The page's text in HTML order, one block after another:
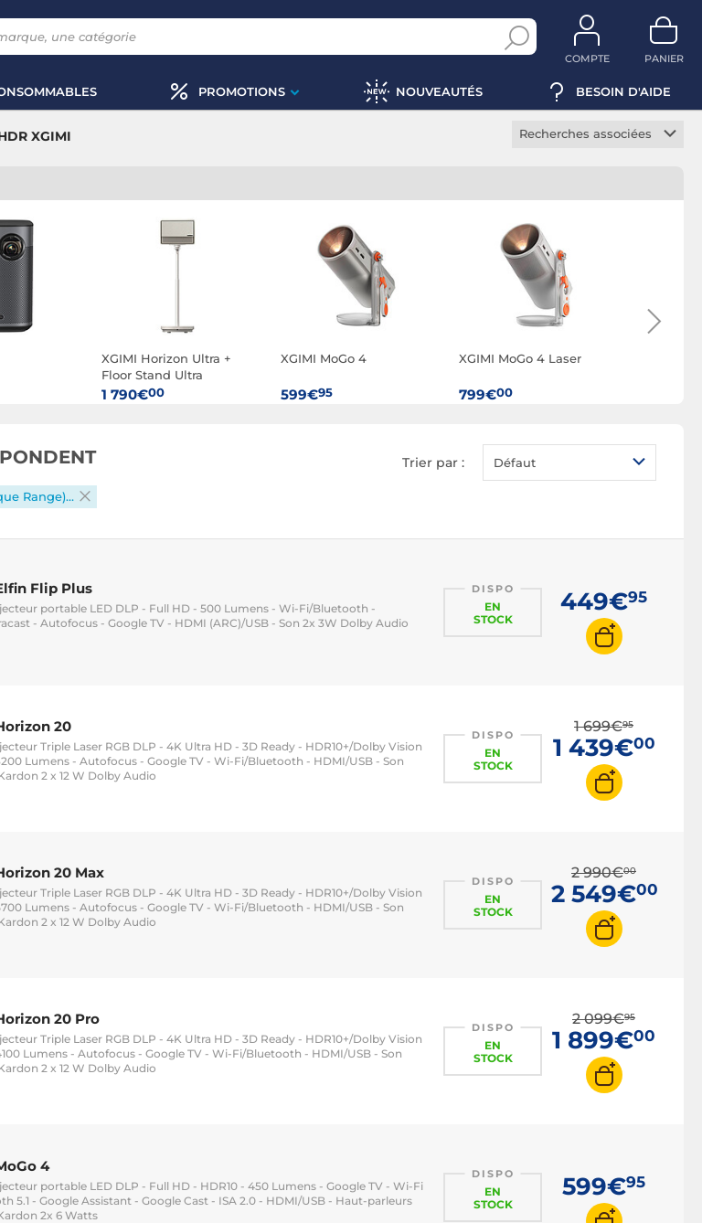
COMPTE PANIER
PROMOTIONS NOUVEAUTÉS BESOIN D'AIDE
XGIMI
Recherches associées
Vidéoprojecteur gamer
Vidéoprojecteur de
bureau
Vidéoprojecteur home
Vidéoprojecteur portable
ultra-courte
Vidéoprojecteur LED
Vidéoprojecteur 4/3
XGIMI Horizon Ultra +
Floor Stand Ultra
1 790€00
XGIMI MoGo 4
599€95
XGIMI MoGo 4 Laser
799€00
Trier par : Défaut
HDR (High Dynamique Range) : Oui
Flip Plus
portable LED DLP - Full HD - 500 Lumens - Wi-Fi/Bluetooth -
- Autofocus - Google TV - HDMI (ARC)/USB - Son 2x 3W Dolby Audio
DISPO
EN
STOCK
449€95
20
Triple Laser RGB DLP - 4K Ultra HD - 3D Ready - HDR10+/Dolby Vision
Lumens - Autofocus - Google TV - Wi-Fi/Bluetooth - HDMI/USB - Son
2 x 12 W Dolby Audio
DISPO
EN
STOCK
1 699€95
1 439€00
20 Max
Triple Laser RGB DLP - 4K Ultra HD - 3D Ready - HDR10+/Dolby Vision
Lumens - Autofocus - Google TV - Wi-Fi/Bluetooth - HDMI/USB - Son
2 x 12 W Dolby Audio
DISPO
EN
STOCK
2 990€00
2 549€00
20 Pro
Triple Laser RGB DLP - 4K Ultra HD - 3D Ready - HDR10+/Dolby Vision
Lumens - Autofocus - Google TV - Wi-Fi/Bluetooth - HDMI/USB - Son
2 x 12 W Dolby Audio
DISPO
EN
STOCK
2 099€95
1 899€00
4
portable LED DLP - Full HD - HDR10 - 450 Lumens - Google TV - Wi-Fi
5.1 - Google Assistant - Google Cast - ISA 2.0 - HDMI/USB - Haut-parleurs
2x 6 Watts
DISPO
EN
STOCK
599€95